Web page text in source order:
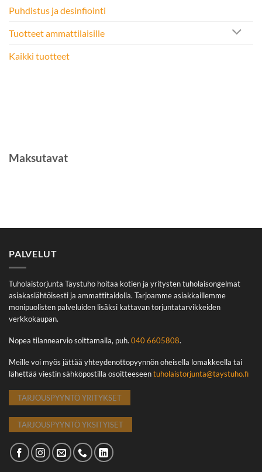
Puhdistus ja desinfiointi
Tuotteet ammattilaisille
Kaikki tuotteet
Maksutavat
PALVELUT
Tuholaistorjunta Täystuho hoitaa kotien ja yritysten tuholaisongelmat
asiakaslähtöisesti ja ammattitaidolla. Tarjoamme asiakkaillemme
monipuolisten palveluiden lisäksi kattavan torjuntatarvikkeiden
verkkokaupan.
Nopea tilannearvio soittamalla, puh. 040 6605808.
Meille voi myös jättää yhteydenottopyynnön oheisella lomakkeella tai
lähettää viestin sähköpostilla osoitteeseentuholaistorjunta@taystuho.fi
TARJOUSPYYNTÖ YRITYKSET
TARJOUSPYYNTÖ YKSITYISET